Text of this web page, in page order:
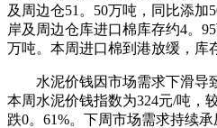
及周边仓51。50万吨，同比添加
岸及周边仓库进口棉库存约4。
万吨。本周进口棉到港放缓，库
水泥价钱因市场需求下滑导致
本周水泥价钱指数为324元/吨，
跌0。61%。下周市场需求持续